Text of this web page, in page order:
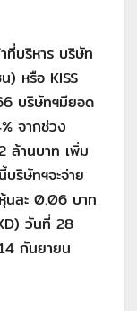
ที่บริหาร บริษัท
) หรือ KISS
บริษัทฯมียอด
จากช่วง
ล้านบาท เพิ่ม
ริษัทฯจะจ่าย
นละ 0.06 บาท
วันที่ 28
กันยายน